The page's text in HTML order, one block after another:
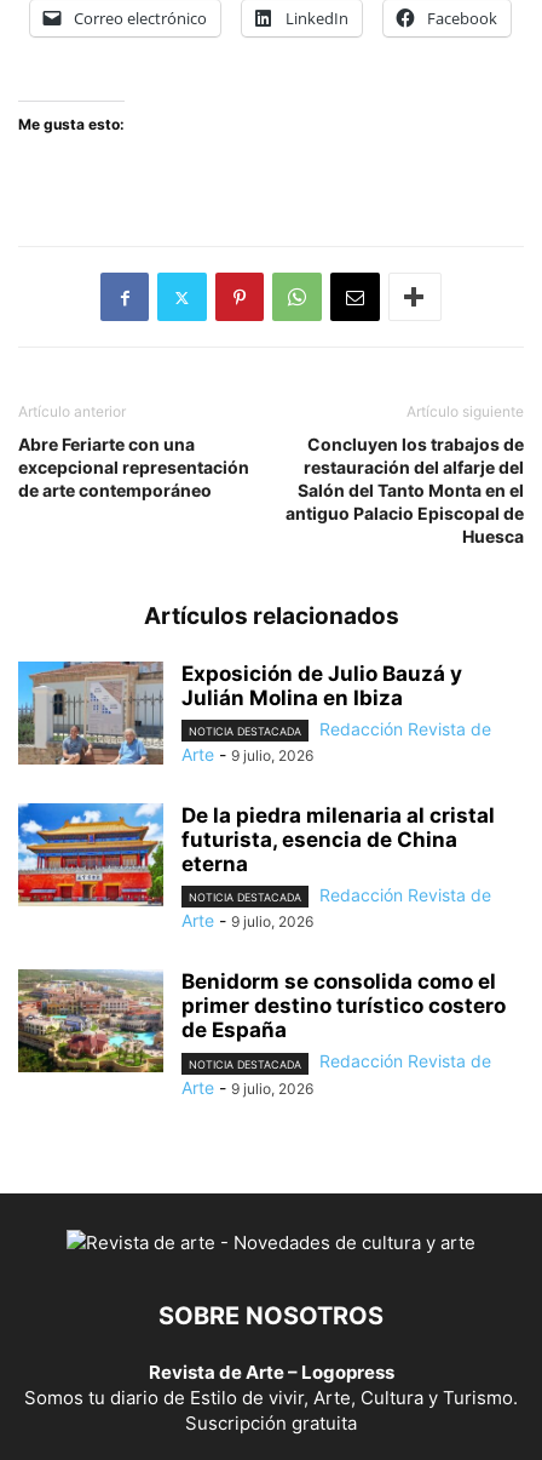
Correo electrónico LinkedIn Facebook
Me gusta esto:
Artículo anterior
Abre Feriarte con una
excepcional representación
de arte contemporáneo
Artículo siguiente
Concluyen los trabajos de
restauración del alfarje del
Salón del Tanto Monta en el
antiguo Palacio Episcopal de
Huesca
Artículos relacionados
Exposición de Julio Bauzá y
Julián Molina en Ibiza
NOTICIA DESTACADA
Redacción Revista de
Arte - 9 julio, 2026
De la piedra milenaria al cristal
futurista, esencia de China
eterna
NOTICIA DESTACADA
Redacción Revista de
Arte - 9 julio, 2026
Benidorm se consolida como el
primer destino turístico costero
de España
NOTICIA DESTACADA
Redacción Revista de
Arte - 9 julio, 2026
SOBRE NOSOTROS
Revista de Arte – Logopress
Somos tu diario de Estilo de vivir, Arte, Cultura y Turismo.
Suscripción gratuita